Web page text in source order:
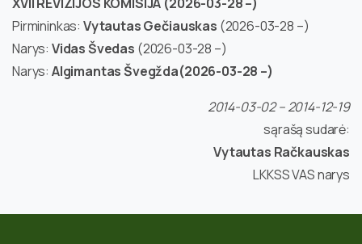
Pirmininkas: Vytautas Gečiauskas (2026-03-28 –)
Narys: Vidas Švedas (2026-03-28 –)
Narys: Algimantas Švegžda(2026-03-28 –)
2014-03-02 – 2014-12-19
sąrašą sudarė:
Vytautas Račkauskas
LKKSS VAS narys